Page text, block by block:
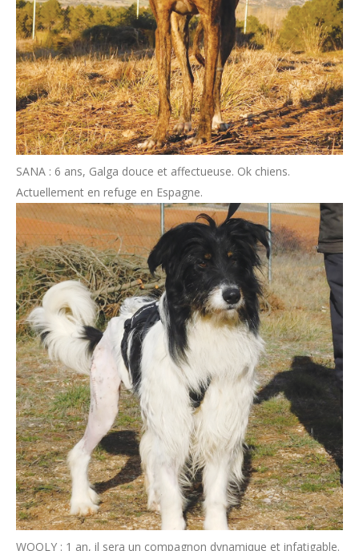
SANA : 6 ans, Galga douce et affectueuse. Ok chiens.
Actuellement en refuge en Espagne.
WOOLY : 1 an, il sera un compagnon dynamique et infatigable.